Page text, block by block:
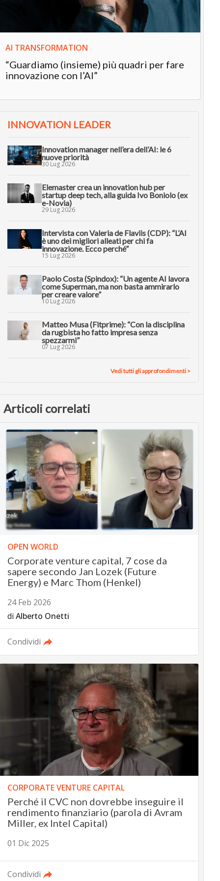
AI TRANSFORMATION
“Guardiamo (insieme) più quadri per fare
innovazione con l’AI”
INNOVATION LEADER
Innovation manager nell’era dell’AI: le 6
nuove priorità
30 Lug 2026
Elemaster crea un innovation hub per
startup deep tech, alla guida Ivo Boniolo (ex
e-Novia)
29 Lug 2026
Intervista con Valeria de Flaviis (CDP): “L’AI
è uno dei migliori alleati per chi fa
innovazione. Ecco perché”
15 Lug 2026
Paolo Costa (Spindox): “Un agente AI lavora
come Superman, ma non basta ammirarlo
per creare valore”
10 Lug 2026
Matteo Musa (Fitprime): “Con la disciplina
da rugbista ho fatto impresa senza
spezzarmi”
07 Lug 2026
Vedi tutti gli approfondimenti >
Articoli correlati
OPEN WORLD
Corporate venture capital, 7 cose da
sapere secondo Jan Lozek (Future
Energy) e Marc Thom (Henkel)
24 Feb 2026
di Alberto Onetti
Condividi
CORPORATE VENTURE CAPITAL
Perché il CVC non dovrebbe inseguire il
rendimento finanziario (parola di Avram
Miller, ex Intel Capital)
01 Dic 2025
Condividi